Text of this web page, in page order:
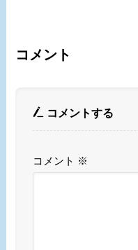
コメント
コメントする
コメント ※